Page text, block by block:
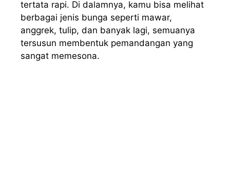
tertata rapi. Di dalamnya, kamu bisa melihat
berbagai jenis bunga seperti mawar,
anggrek, tulip, dan banyak lagi, semuanya
tersusun membentuk pemandangan yang
sangat memesona.